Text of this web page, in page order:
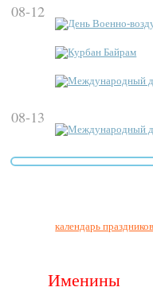
08-12
День Военно-
Курбан Байрам
Международный
08-13
Международный
календарь
Именины